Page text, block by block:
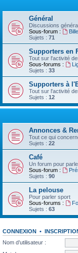
Général
Discussions
Sous-forum :
Sujets : 71
Supporters en
Tout sur l'activité
Sous-forums :
Sujets : 33
Supporters à
Tout sur l'activité
Sujets : 12
Annonces &
Tout ce qui
Sujets : 22
Café
Un forum pour
Sous-forum :
Sujets : 90
La pelouse
Pour parler sport
Sous-forums :
Sujets : 63
CONNEXION •
Nom d’utilisateur :